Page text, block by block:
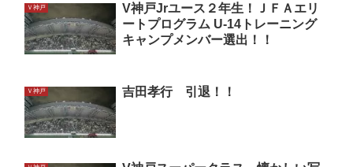
Ｖ神戸
V神戸Jrユース２年生！ＪＦＡエリ
ートプログラム U-14トレーニング
キャンプメンバー選出！！
Ｖ神戸 吉田孝行 引退！！